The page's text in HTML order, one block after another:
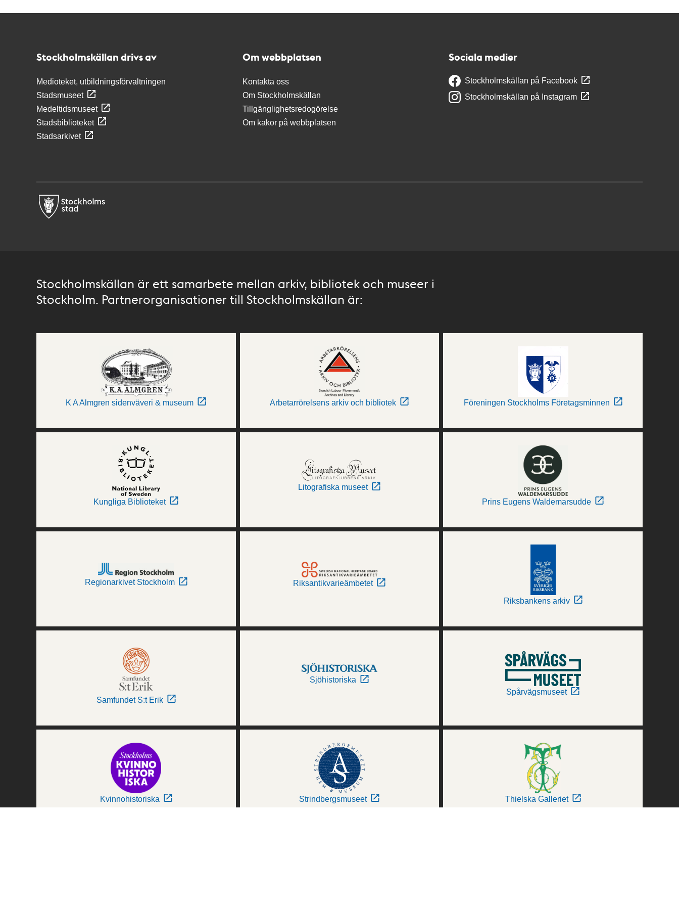
Stockholmskällan drivs av
Medioteket, utbildningsförvaltningen
Stadsmuseet
Medeltidsmuseet
Stadsbiblioteket
Stadsarkivet
Om webbplatsen
Kontakta oss
Om Stockholmskällan
Tillgänglighetsredogörelse
Om kakor på webbplatsen
Sociala medier
Stockholmskällan på Facebook
Stockholmskällan på Instagram
Stockholmskällan är ett samarbete mellan arkiv, bibliotek och museer i
Stockholm. Partnerorganisationer till Stockholmskällan är:
K A Almgren sidenväveri & museum Arbetarrörelsens arkiv och bibliotek Föreningen Stockholms Företagsminnen
Kungliga Biblioteket
Litografiska museet
Prins Eugens Waldemarsudde
Regionarkivet Stockholm Riksantikvarieämbetet
Riksbankens arkiv
Samfundet S:t Erik
Sjöhistoriska
Spårvägsmuseet
Kvinnohistoriska Strindbergsmuseet Thielska Galleriet